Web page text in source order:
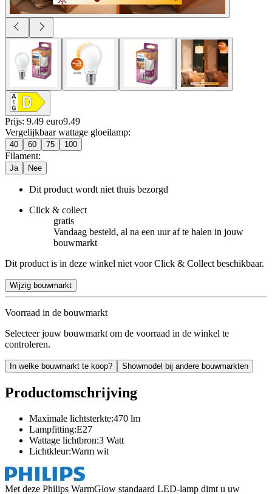
Prijs: 9.49 euro9.49
Vergelijkbaar wattage gloeilamp:
40 60 75 100
Filament:
Ja Nee
Dit product wordt niet thuis bezorgd
Click & collect
gratis
Vandaag besteld, al na een uur af te halen in jouw
bouwmarkt
Dit product is in deze winkel niet voor Click & Collect beschikbaar.
Wijzig bouwmarkt
Voorraad in de bouwmarkt
Selecteer jouw bouwmarkt om de voorraad in de winkel te
controleren.
In welke bouwmarkt te koop? Showmodel bij andere bouwmarkten
Productomschrijving
Maximale lichtsterkte:470 lm
Lampfitting:E27
Wattage lichtbron:3 Watt
Lichtkleur:Warm wit
Met deze Philips WarmGlow standaard LED-lamp dimt u uw